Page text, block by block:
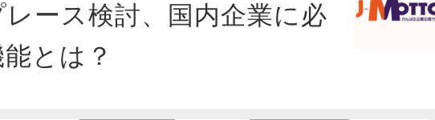
ース検討、国内企業に必
とは？